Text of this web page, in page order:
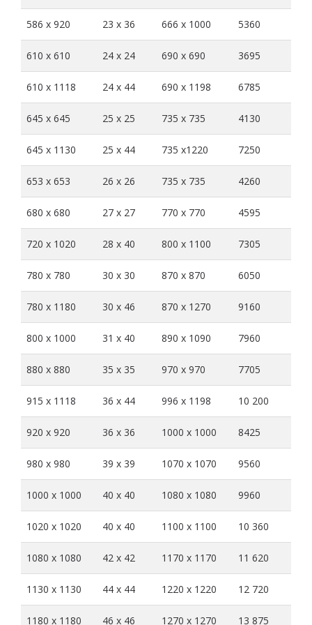
586 x 920 23 x 36 666 x 1000 5360
610 x 610 24 x 24 690 x 690 3695
610 x 1118 24 x 44 690 x 1198 6785
645 x 645 25 x 25 735 x 735 4130
645 x 1130 25 x 44 735 x1220 7250
653 x 653 26 x 26 735 x 735 4260
680 x 680 27 x 27 770 x 770 4595
720 x 1020 28 x 40 800 x 1100 7305
780 x 780 30 x 30 870 x 870 6050
780 x 1180 30 x 46 870 x 1270 9160
800 x 1000 31 x 40 890 x 1090 7960
880 x 880 35 x 35 970 x 970 7705
915 x 1118 36 x 44 996 x 1198 10 200
920 x 920 36 x 36 1000 x 1000 8425
980 x 980 39 x 39 1070 x 1070 9560
1000 x 1000 40 x 40 1080 x 1080 9960
1020 x 1020 40 x 40 1100 x 1100 10 360
1080 x 1080 42 x 42 1170 x 1170 11 620
1130 x 1130 44 x 44 1220 x 1220 12 720
1180 x 1180 46 x 46 1270 x 1270 13 875